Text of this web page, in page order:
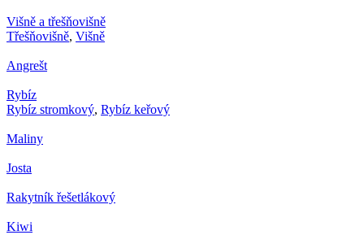
Višně a třešňovišně
Třešňovišně, Višně
Angrešt
Rybíz
Rybíz stromkový, Rybíz keřový
Maliny
Josta
Rakytník řešetlákový
Kiwi